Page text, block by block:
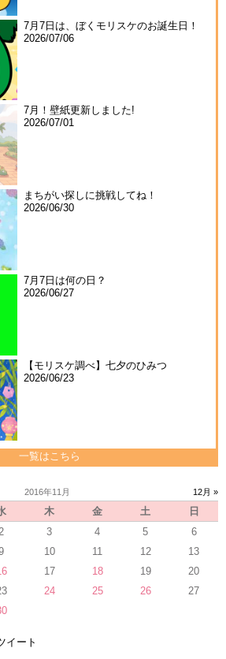
7月7日は、ぼくモリスケのお誕生日！
2026/07/06
7月！壁紙更新しました!
2026/07/01
まちがい探しに挑戦してね！
2026/06/30
7月7日は何の日？
2026/06/27
【モリスケ調べ】七夕のひみつ
2026/06/23
一覧はこちら
2016年11月 12月 »
木 金 土
日
3 4 5
6
10 11 12
13
17 18 19
20
24 25 26
27
イート